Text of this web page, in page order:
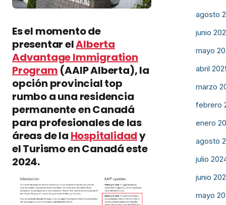
Es el momento de
presentar elAlberta
Advantage Immigration
Program (AAIP Alberta), la
opción provincial top
rumbo a una residencia
permanente en Canadá
para profesionales de las
áreas de la Hospitalidady
el Turismo en Canadá este
2024.
agosto
junio
mayo
abril
marzo
febrero
enero
agosto
julio
junio
mayo